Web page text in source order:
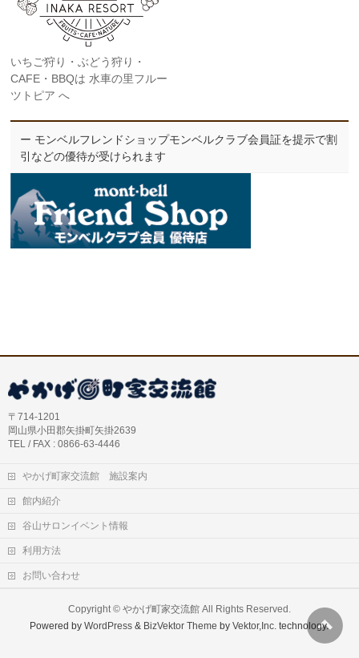
いちご狩り・ぶどう狩り・
CAFE・BBQは 水車の里フルー
ツトピア へ
ー モンベルフレンドショップモンベルクラブ会員証を提示で割
引などの優待が受けられます
〒714-1201
岡山県小田郡矢掛町矢掛2639
TEL / FAX : 0866-63-4446
やかげ町家交流館 施設案内
館内紹介
谷山サロンイベント情報
利用方法
お問い合わせ
Copyright © やかげ町家交流館All Rights Reserved.
Powered byWordPress & BizVektor Theme byVektor,Inc. technology.